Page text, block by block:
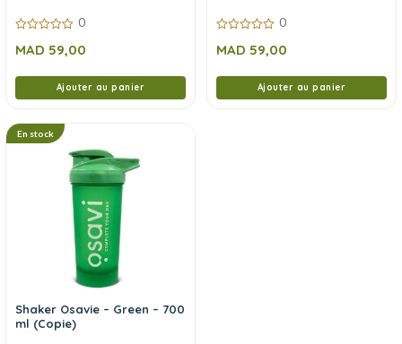
sur
0
MAD 59,00
Ajouter au panier
sur
0
MAD 59,00
Ajouter au panier
En stock
Shaker Osavie – Green – 700
ml (Copie)